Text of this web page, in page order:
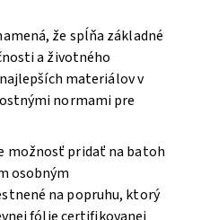
že spĺňa základné
a životného
materiálov v
normami pre
možnosť pridať na batoh
osobným
na popruhu, ktorý